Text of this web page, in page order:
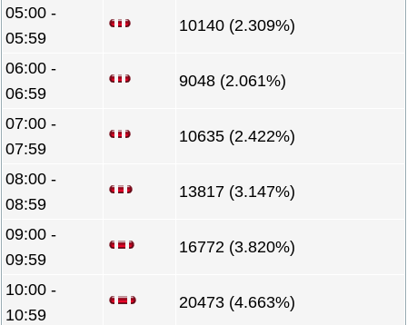
05:00 -
05:59
10140 (2.309%)
06:00 -
06:59
9048 (2.061%)
07:00 -
07:59
10635 (2.422%)
08:00 -
08:59
13817 (3.147%)
09:00 -
09:59
16772 (3.820%)
10:00 -
10:59
20473 (4.663%)